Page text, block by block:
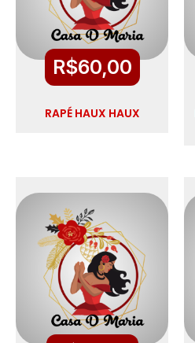
R$60,00
RAPÉ HAUX HAUX